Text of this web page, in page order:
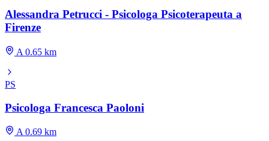
Alessandra Petrucci - Psicologa Psicoterapeuta a
Firenze
A 0.65 km
PS
Psicologa Francesca Paoloni
A 0.69 km